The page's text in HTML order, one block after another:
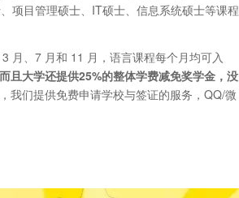
项目管理硕士、IT硕士、信息系统硕士等课程
月、7 月和 11 月，语言课程每个月均可入
且大学还提供25%的整体学费减免奖学金，没
我们提供免费申请学校与签证的服务，QQ/微